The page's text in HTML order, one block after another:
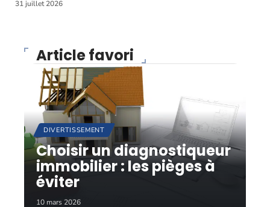
31 juillet 2026
Article favori
DIVERTISSEMENT
Choisir un diagnostiqueur
immobilier : les pièges à
éviter
10 mars 2026